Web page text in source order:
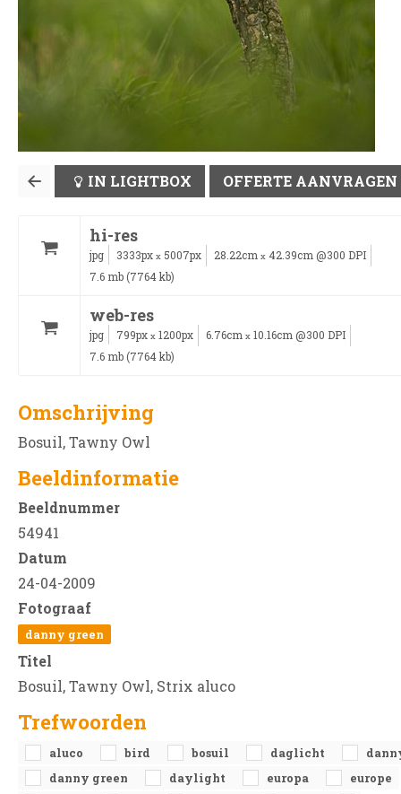
IN LIGHTBOX OFFERTE AANVRAGEN
hi-res
jpg 3333px x 5007px 28.22cm x 42.39cm @300 DPI
7.6 mb (7764 kb)
web-res
jpg 799px x 1200px 6.76cm x 10.16cm @300 DPI
7.6 mb (7764 kb)
Omschrijving
Bosuil, Tawny Owl
Beeldinformatie
Beeldnummer
54941
Datum
24-04-2009
Fotograaf
danny green
Titel
Bosuil, Tawny Owl, Strix aluco
Trefwoorden
aluco bird bosuil daglicht
danny green
daylight europa
europe